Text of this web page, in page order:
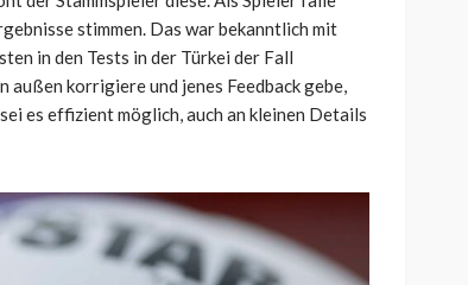
stimmen. Das war bekanntlich mit
in den Tests in der Türkei der Fall
außen korrigiere und jenes Feedback gebe,
es effizient möglich, auch an kleinen Details